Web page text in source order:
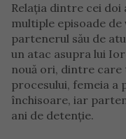
Relația dintre cei doi
multiple episoade de
partenerul său de
un atac asupra lui
nouă ori, dintre
procesului, femeia a
închisoare, iar
ani de detenție.